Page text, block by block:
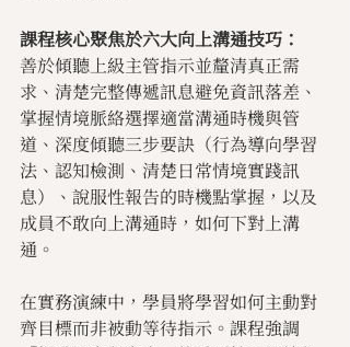
課程核心聚焦於六大向上溝通技巧：
善於傾聽上級主管指示並釐清真正需
求、清楚完整傳遞訊息避免資訊落差、
掌握情境脈絡選擇適當溝通時機與管
道、深度傾聽三步要訣（行為導向學習
法、認知檢測、清楚日常情境實踐訊
息）、說服性報告的時機點掌握，以及
成員不敢向上溝通時，如何下對上溝
通。
在實務演練中，學員將學習如何主動對
齊目標而非被動等待指示。課程強調